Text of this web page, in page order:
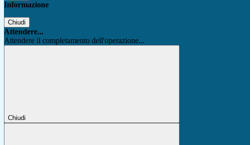
Informazione
Chiudi
Attendere...
Attendere il completamento dell'operazione...
Chiudi